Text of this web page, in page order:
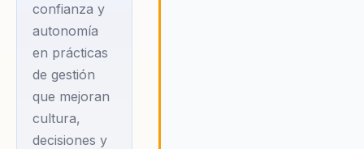
procesos de
transformación
cultural,
desarrollo de
equipos y
fortalecimiento del
confianza y
autonomía
en prácticas
de gestión
que mejoran
cultura,
decisiones y